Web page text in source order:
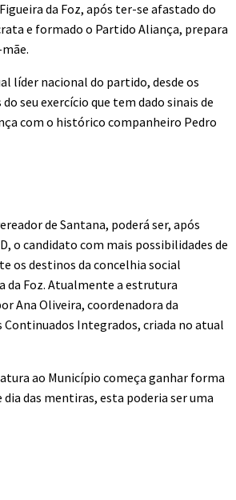
da Foz, após ter-se afastado do
e formado o Partido Aliança, prepara
líder nacional do partido, desde os
seu exercício que tem dado sinais de
com o histórico companheiro Pedro
de Santana, poderá ser, após
o candidato com mais possibilidades de
os destinos da concelhia social
da Foz. Atualmente a estrutura
Ana Oliveira, coordenadora da
Continuados Integrados, criada no atual
ao Município começa ganhar forma
dia das mentiras, esta poderia ser uma